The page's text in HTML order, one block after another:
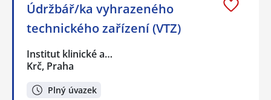
Údržbář/ka vyhrazeného
technického zařízení (VTZ)
Institut klinické a…
Krč, Praha
Plný úvazek